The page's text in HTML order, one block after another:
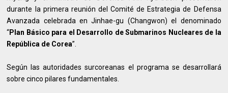
durante la primera reunión del Comité de Estrategia de Defensa
Avanzada celebrada en Jinhae-gu (Changwon) el denominado
“Plan Básico para el Desarrollo de Submarinos Nucleares de la
República de Corea”.
Según las autoridades surcoreanas el programa se desarrollará
sobre cinco pilares fundamentales.